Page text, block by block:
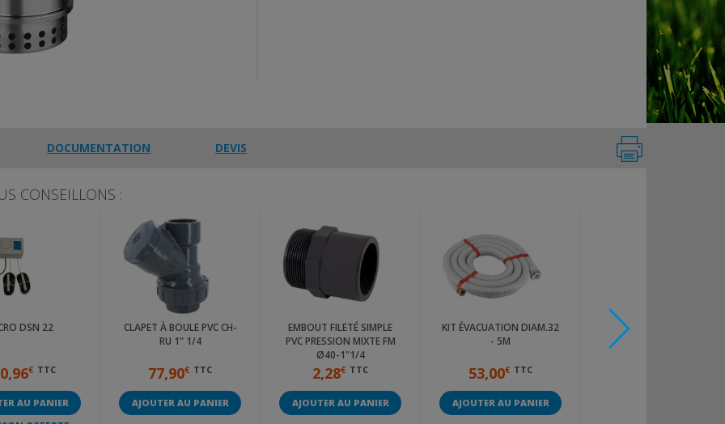
DOCUMENTATION DEVIS
CONSEILLONS :
DSN 22
€ TTC
AU PANIER
CLAPET À BOULE PVC CH-
RU 1" 1/4
77,90€ TTC
AJOUTER AU PANIER
EMBOUT FILETÉ SIMPLE
PVC PRESSION MIXTE FM
Ø40-1"1/4
2,28€ TTC
AJOUTER AU PANIER
KIT ÉVACUATION DIAM.32
- 5M
53,00€ TTC
AJOUTER AU PANIER
CLAPET DE RETENUE -
BEST ONE/OPTIMA